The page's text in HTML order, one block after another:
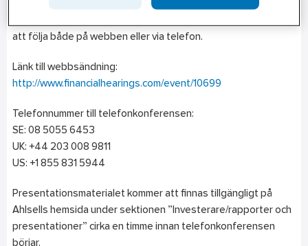
tillsammans med CFO Kennet Göransson presenterar
att följa både på webben eller via telefon.
Länk till webbsändning:
http://www.financialhearings.com/event/10699
Telefonnummer till telefonkonferensen:
SE: 08 5055 6453
UK: +44 203 008 9811
US: +1 855 831 5944
Presentationsmaterialet kommer att finnas tillgängligt på
Ahlsells hemsida under sektionen ”Investerare/rapporter och
presentationer” cirka en timme innan telefonkonferensen
börjar.